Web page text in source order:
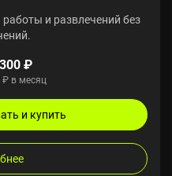
и развлечений без
₽
₽ в месяц
и купить